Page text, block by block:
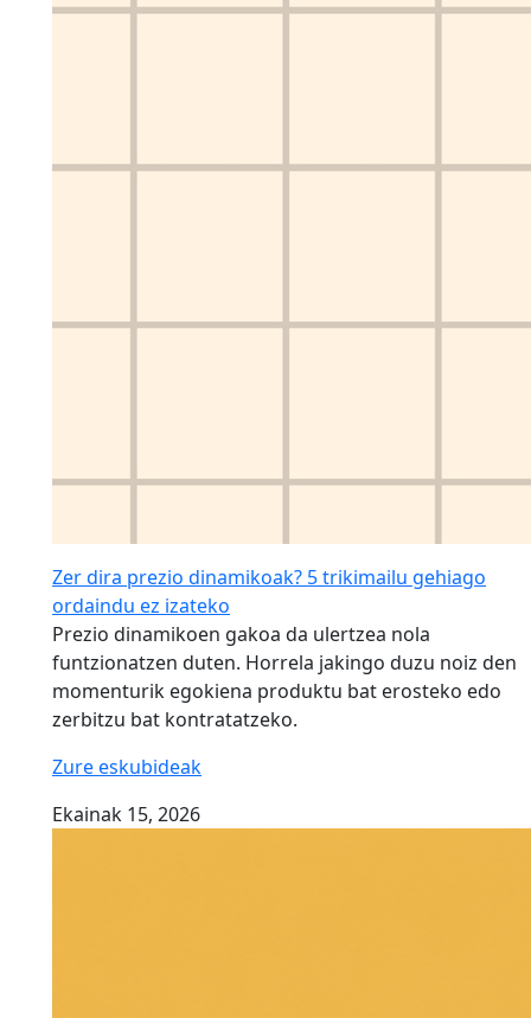
Zer dira prezio dinamikoak? 5 trikimailu gehiago
ordaindu ez izateko
Prezio dinamikoen gakoa da ulertzea nola
funtzionatzen duten. Horrela jakingo duzu noiz den
momenturik egokiena produktu bat erosteko edo
zerbitzu bat kontratatzeko.
Zure eskubideak
Ekainak 15, 2026